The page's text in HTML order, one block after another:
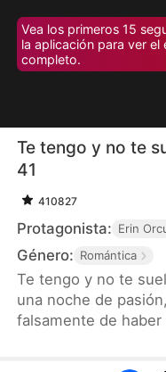
Vea los primeros 15
la aplicación para ver el
completo.
Te tengo y no te
41
410827
Protagonista: Erin
Género: Romántica
Te tengo y no te
una noche de
falsamente de